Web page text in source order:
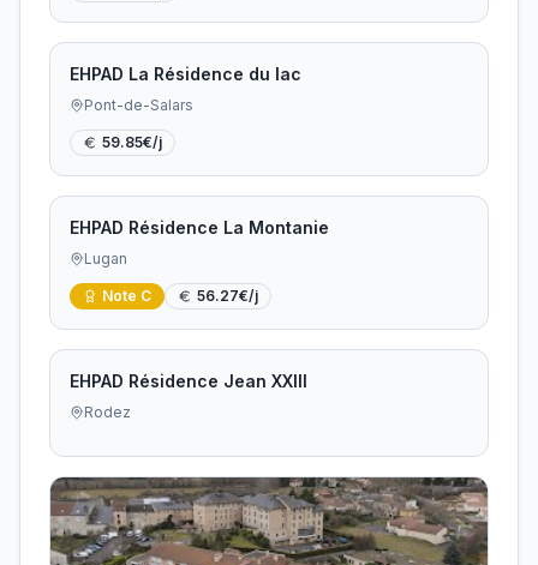
EHPAD La Résidence du lac
Pont-de-Salars
59.85€/j
EHPAD Résidence La Montanie
Lugan
Note C 56.27€/j
EHPAD Résidence Jean XXIII
Rodez